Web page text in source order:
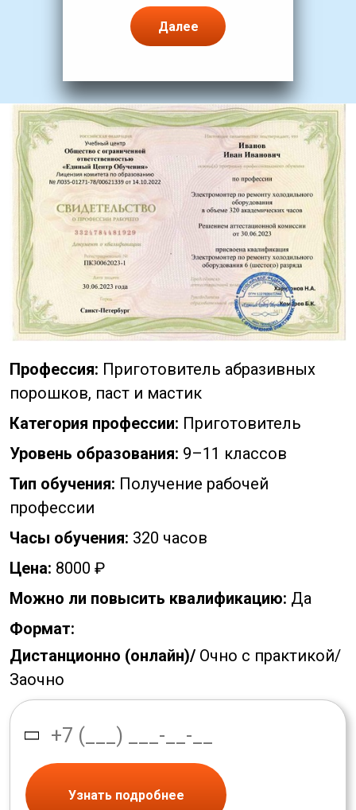
Далее
Профессия: Приготовитель абразивных
порошков, паст и мастик
Категория профессии: Приготовитель
Уровень образования: 9–11 классов
Тип обучения: Получение рабочей
профессии
Часы обучения: 320 часов
Цена: 8000 ₽
Можно ли повысить квалификацию: Да
Формат:
Дистанционно (онлайн)/ Очно с практикой/
Заочно
Узнать подробнее